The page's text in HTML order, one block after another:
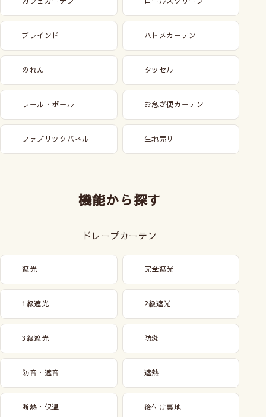
ブラインド ハトメカーテン
のれん タッセル
レール・ポール お急ぎ便カーテン
ファブリックパネル 生地売り
機能から探す
ドレープカーテン
遮光 完全遮光
1級遮光 2級遮光
3級遮光 防炎
防音・遮音 遮熱
断熱・保温 後付け裏地